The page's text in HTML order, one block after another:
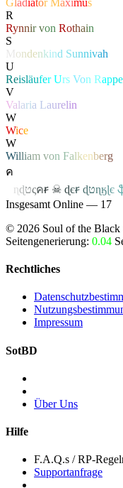
R
Rynnir von Rothain
S
ondenkind Sunnivah
U
ReisläuferUrs Von Rappe
V
Valaria Laurelin
W
Wice
W
William von Falkenberg
ค
ɳɖטςคꞧ ☠ ɖєꞧ ɖטɳӄɭє
Insgesamt Online — 17
© 2026 Soul of the Black
Seitengenerierung: 0.04
Rechtliches
Impressum
SotBD
Über Uns
Hilfe
F.A.Q.s / RP-
Supportanfrage